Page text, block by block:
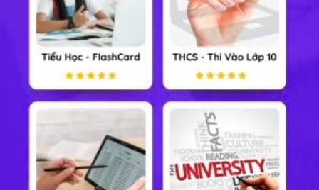
Lịch sử và Địa lý 6
Công nghệ 6
Cộng đồng
Đề thi